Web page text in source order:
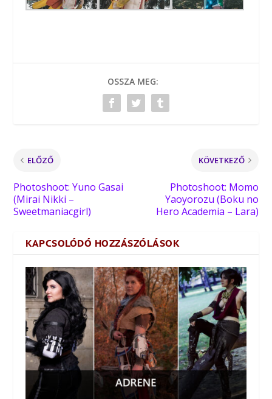
OSSZA MEG:
ELŐZŐ
Photoshoot: Yuno Gasai
(Mirai Nikki –
Sweetmaniacgirl)
KÖVETKEZŐ
Photoshoot: Momo
Yaoyorozu (Boku no
Hero Academia – Lara)
KAPCSOLÓDÓ HOZZÁSZÓLÁSOK